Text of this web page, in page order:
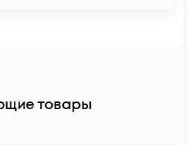
товары